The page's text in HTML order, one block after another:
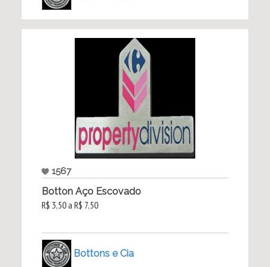
1567
Botton Aço Escovado
R$ 3,50 a R$ 7,50
Bottons e Cia